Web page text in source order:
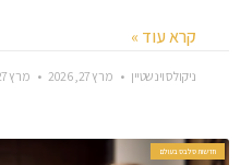
קרא עוד »
ניקולס וינשטיין מרץ 27, 2026 מרץ 27, 2026
חדשות סלבס בעולם